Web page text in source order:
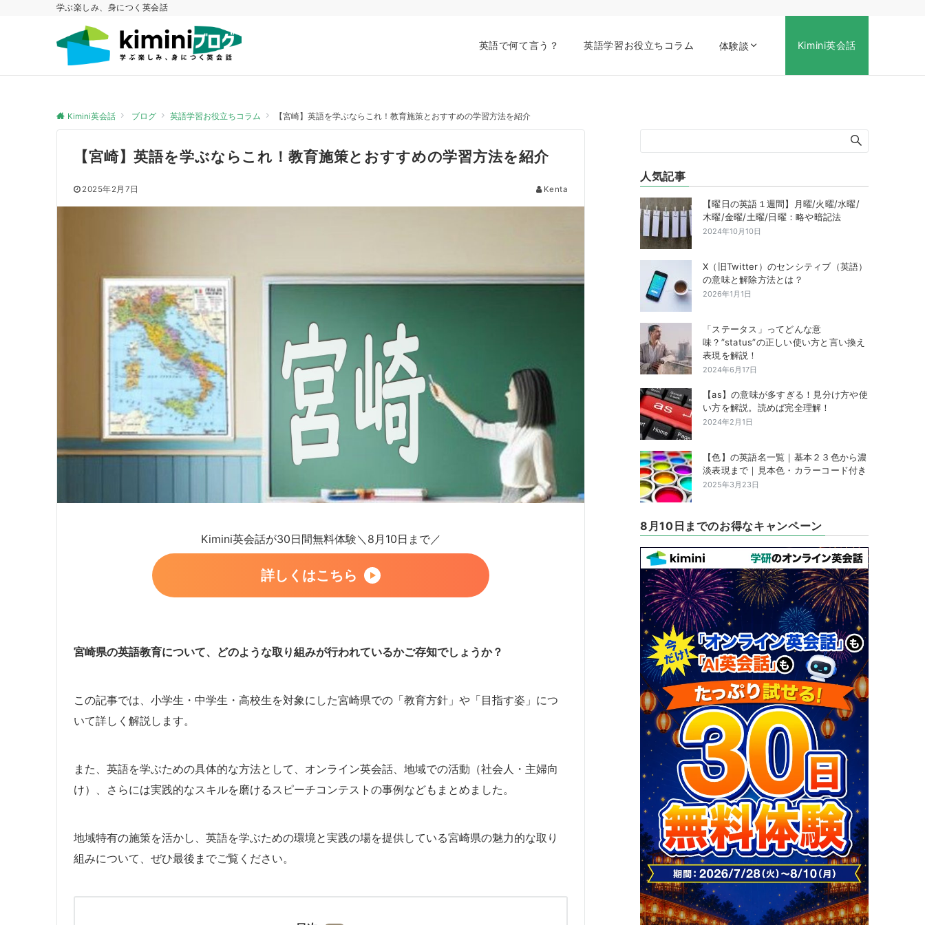
学ぶ楽しみ、身につく英会話
英語で何て言う？ 英語学習お役立ちコラム 体験談 Kimini英会話
Kimini英会話 ブログ 英語学習お役立ちコラム 【宮崎】英語を学ぶならこれ！教育施策とおすすめの学習方法を紹介
【宮崎】英語を学ぶならこれ！教育施策とおすすめの学習方法を紹介
2025年2月7日 Kenta
Kimini英会話が30日間無料体験＼8月10日まで／
詳しくはこちら
宮崎県の英語教育について、どのような取り組みが行われているかご存知でしょうか？
この記事では、小学生・中学生・高校生を対象にした宮崎県での「教育方針」や「目指す姿」につ
いて詳しく解説します。
また、英語を学ぶための具体的な方法として、オンライン英会話、地域での活動（社会人・主婦向
け）、さらには実践的なスキルを磨けるスピーチコンテストの事例などもまとめました。
地域特有の施策を活かし、英語を学ぶための環境と実践の場を提供している宮崎県の魅力的な取り
組みについて、ぜひ最後までご覧ください。
人気記事
【曜日の英語１週間】月曜/火曜/水曜/
木曜/金曜/土曜/日曜：略や暗記法
2024年10月10日
X（旧Twitter）のセンシティブ（英語）
の意味と解除方法とは？
2026年1月1日
「ステータス」ってどんな意
味？”status”の正しい使い方と言い換え
表現を解説！
2024年6月17日
【as】の意味が多すぎる！見分け方や使
い方を解説。読めば完全理解！
2024年2月1日
【色】の英語名一覧｜基本２３色から濃
淡表現まで｜見本色・カラーコード付き
2025年3月23日
8月10日までのお得なキャンペーン